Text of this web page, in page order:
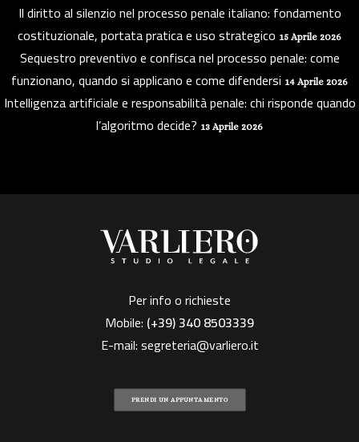
Il diritto al silenzio nel processo penale italiano: fondamento
costituzionale, portata pratica e uso strategico 15 Aprile 2026
Sequestro preventivo e confisca nel processo penale: come
funzionano, quando si applicano e come difendersi 14 Aprile 2026
Intelligenza artificiale e responsabilità penale: chi risponde quando
l’algoritmo decide? 13 Aprile 2026
Per info o richieste
Mobile: (+39)340 8503339
E-mail:segreteria@varliero.it
PRENDI UN APPUNTAMENTO